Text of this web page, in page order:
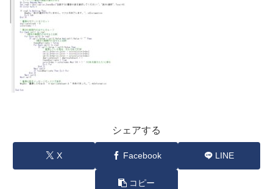
シェアする
X Facebook LINE
コピー